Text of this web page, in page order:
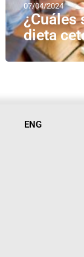
07/04/2024
¿Cuáles
dieta
ENG